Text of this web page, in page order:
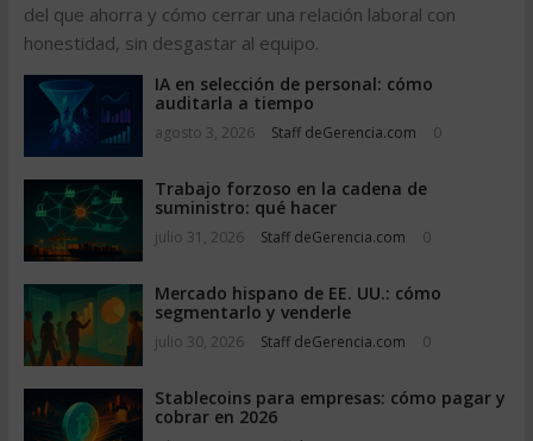
del que ahorra y cómo cerrar una relación laboral con
honestidad, sin desgastar al equipo.
IA en selección de personal: cómo
auditarla a tiempo
agosto 3, 2026 Staff deGerencia.com 0
Trabajo forzoso en la cadena de
suministro: qué hacer
julio 31, 2026 Staff deGerencia.com 0
Mercado hispano de EE. UU.: cómo
segmentarlo y venderle
julio 30, 2026 Staff deGerencia.com 0
Stablecoins para empresas: cómo pagar y
cobrar en 2026